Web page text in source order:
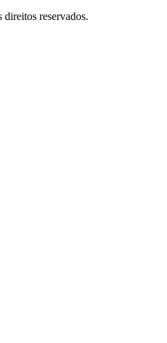
reservados.